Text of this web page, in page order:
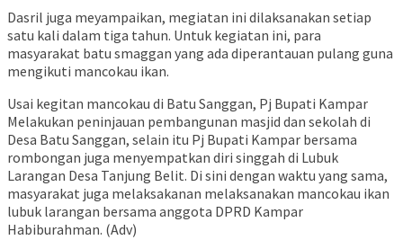
Dasril juga meyampaikan, megiatan ini dilaksanakan setiap
satu kali dalam tiga tahun. Untuk kegiatan ini, para
masyarakat batu smaggan yang ada diperantauan pulang guna
mengikuti mancokau ikan.
Usai kegitan mancokau di Batu Sanggan, Pj Bupati Kampar
Melakukan peninjauan pembangunan masjid dan sekolah di
Desa Batu Sanggan, selain itu Pj Bupati Kampar bersama
rombongan juga menyempatkan diri singgah di Lubuk
Larangan Desa Tanjung Belit. Di sini dengan waktu yang sama,
masyarakat juga melaksakanan melaksanakan mancokau ikan
lubuk larangan bersama anggota DPRD Kampar
Habiburahman. (Adv)